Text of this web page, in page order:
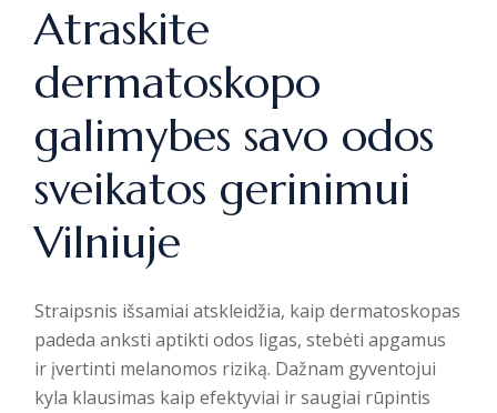
Atraskite
dermatoskopo
galimybes savo odos
sveikatos gerinimui
Vilniuje
Straipsnis išsamiai atskleidžia, kaip dermatoskopas
padeda anksti aptikti odos ligas, stebėti apgamus
ir įvertinti melanomos riziką. Dažnam gyventojui
kyla klausimas kaip efektyviai ir saugiai rūpintis